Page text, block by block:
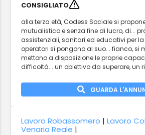
CONSIGLIATO
alla terza età, Codess Sociale si
mutualistico e senza fine di lucro, di...
assistenziali, sanitari ed educativi per la
operatori si pongono al suo... fianco, si
mettono a disposizione le proprie
difficoltà... un obiettivo da superare, un
GUARDA
Lavoro Robassomero |Lavoro
Venaria Reale |